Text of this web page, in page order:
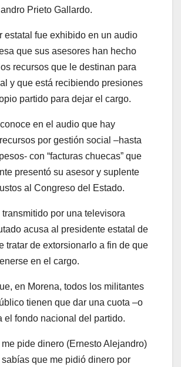
Prieto Gallardo.
estatal fue exhibido en un audio
que sus asesores han hecho
recursos que le destinan para
y que está recibiendo presiones
partido para dejar el cargo.
en el audio que hay
por gestión social –hasta
con “facturas chuecas” que
presentó su asesor y suplente
al Congreso del Estado.
transmitido por una televisora
acusa al presidente estatal de
tratar de extorsionarlo a fin de que
en el cargo.
en Morena, todos los militantes
tienen que dar una cuota –o
el fondo nacional del partido.
me pide dinero (Ernesto Alejandro)
que me pidió dinero por